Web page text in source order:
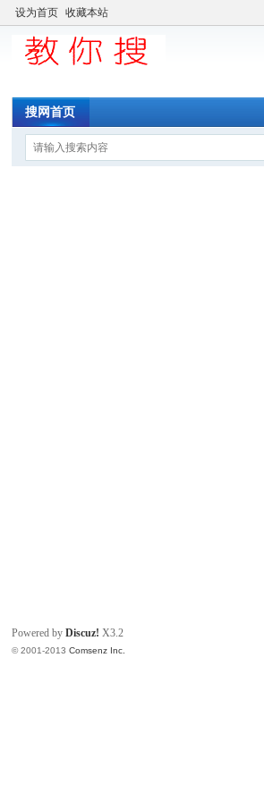
设为首页 收藏本站
搜网首页
Powered byDiscuz! X3.2
© 2001-2013Comsenz Inc.